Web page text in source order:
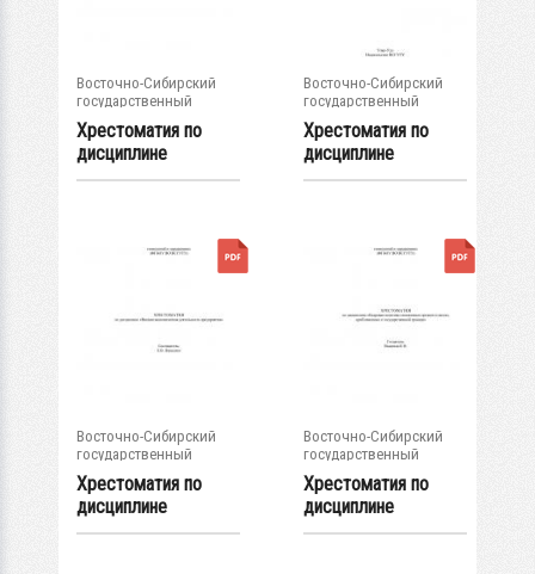
Восточно-Сибирский
государственный
университет...
Хрестоматия по
дисциплине
"Управление
Восточно-Сибирский
государственный
университет...
Хрестоматия по
дисциплине
"Контроль страны...
Восточно-Сибирский
государственный
университет...
Хрестоматия по
дисциплине
"Внешнеэкономичес
Восточно-Сибирский
государственный
университет...
Хрестоматия по
дисциплине
"Кадровая